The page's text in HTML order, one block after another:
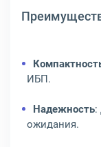
ИБП.
Надежность:
ожидания.